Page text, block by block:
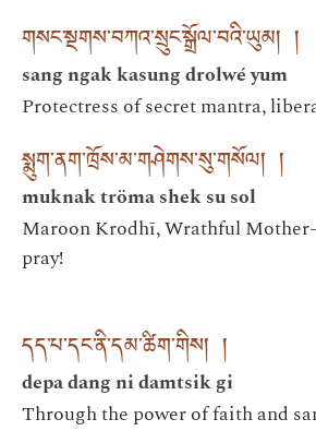
གསང་སྔགས་བཀའ་སྲུང་སྒྲོལ་བའི་ཡུམ། །
sang ngak kasung drolwé yum
Protectress of secret mantra,
སྨུག་ནག་ཁྲོས་མ་གཤེགས་སུ་གསོལ། །
muknak tröma shek su sol
Maroon Krodhī, Wrathful
pray!
དད་པ་དང་ནི་དམ་ཚིག་གིས། །
depa dang ni damtsik gi
Through the power of faith and